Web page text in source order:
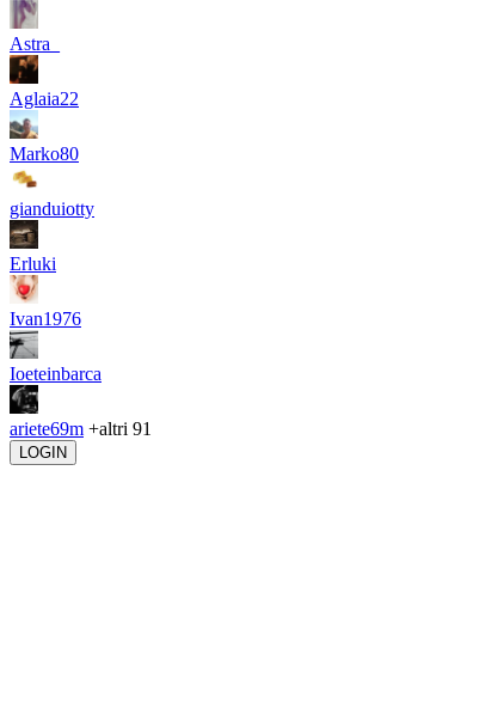
Astra_
Aglaia22
Marko80
gianduiotty
Erluki
Ivan1976
Ioeteinbarca
ariete69m +altri 91
LOGIN